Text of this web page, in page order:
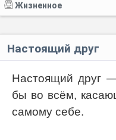
Жизненное
Настоящий друг
Настоящий друг
бы во всём,
самому себе.